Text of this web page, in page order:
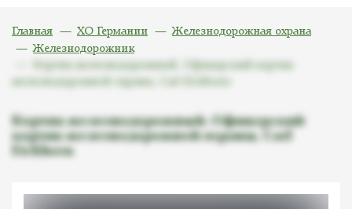
Главная ХО Германии
Железнодорожная охрана
Железнодорожник
Кортик железнодорожный. Офицерский
кортик железнодорожной охраны, Carl
Eickhorn